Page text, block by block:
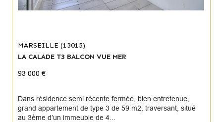
MARSEILLE (13015)
LA CALADE T3 BALCON VUE MER
93 000 €
Dans résidence semi récente fermée, bien entretenue,
grand appartement de type 3 de 59 m2, traversant, situé
au 3ème d’un immeuble de 4...